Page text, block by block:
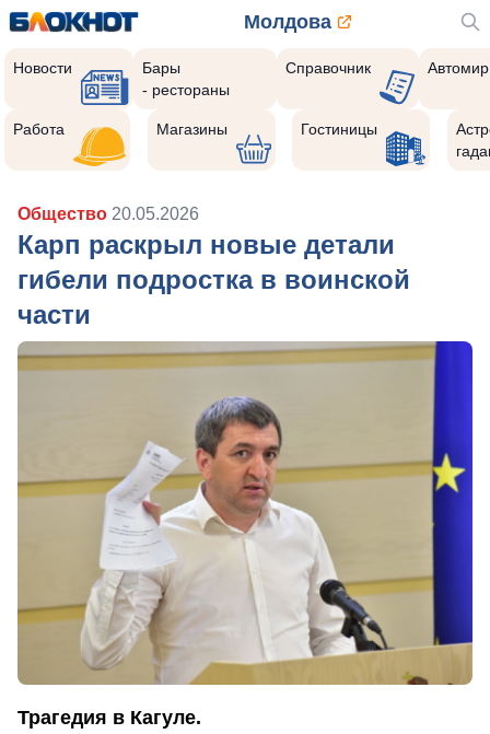
Молдова
Новости
Бары
- рестораны
Справочник Автомир
Работа Магазины Гостиницы
Общество 20.05.2026
Карп раскрыл новые детали
гибели подростка в воинской
части
Трагедия в Кагуле.